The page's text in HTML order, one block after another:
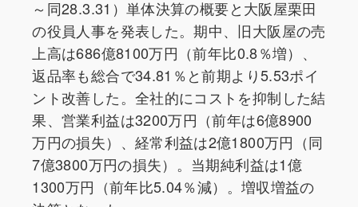
～同28.3.31）単体決算の概要と大阪屋栗田
の役員人事を発表した。期中、旧大阪屋の売
上高は686億8100万円（前年比0.8％増）、
返品率も総合で34.81％と前期より5.53ポイ
ント改善した。全社的にコストを抑制した結
果、営業利益は3200万円（前年は6億8900
万円の損失）、経常利益は2億1800万円（同
7億3800万円の損失）。当期純利益は1億
1300万円（前年比5.04％減）。増収増益の